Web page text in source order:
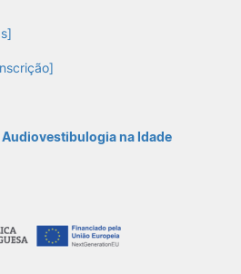
de Coimbra. Todos os direitos reservados.
na Idade